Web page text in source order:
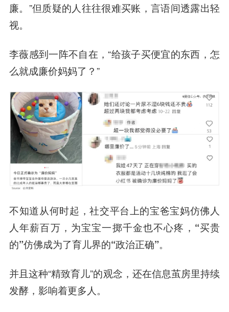
廉。”但质疑的人往往很难买账，言语间透露出轻
视。
李薇感到一阵不自在，“给孩子买便宜的东西，怎
么就成廉价妈妈了？”
不知道从何时起，社交平台上的宝爸宝妈仿佛人
人年薪百万，为宝宝一掷千金也不心疼， “买贵
的”仿佛成为了育儿界的“政治正确”。
并且这种“精致育儿”的观念，还在信息茧房里持续
发酵，影响着更多人。